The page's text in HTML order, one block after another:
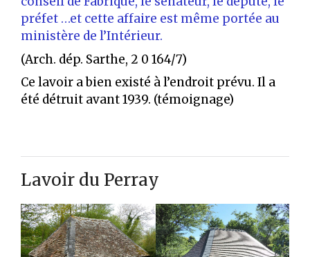
préfet …et cette affaire est même portée au
ministère de l’Intérieur.
(Arch. dép. Sarthe, 2 0 164/7)
Ce lavoir a bien existé à l’endroit prévu. Il a
été détruit avant 1939. (témoignage)
Lavoir du Perray